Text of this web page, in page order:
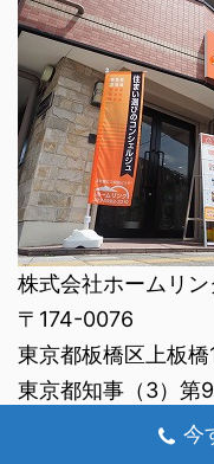
株式会社ホームリン
〒174-0076
東京都板橋区上板橋
東京都知事（3）第
(公社)全国宅地建今